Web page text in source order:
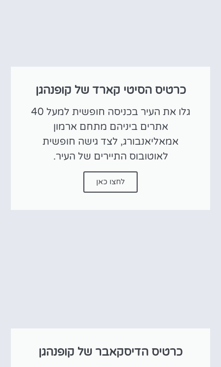
כרטיס הסיטי קארד של קופנהגן
גלו את העיר בכניסה חופשית למעל 40
אתרים ביניהם מתחם ארמון
אמאליאנבורג, לצד גישה חופשית
לאוטובוס התיירים של העיר.
לחצו כאן
כרטיס הדיסקאבר של קופנהגן